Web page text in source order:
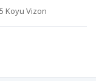
Koyu Vizon